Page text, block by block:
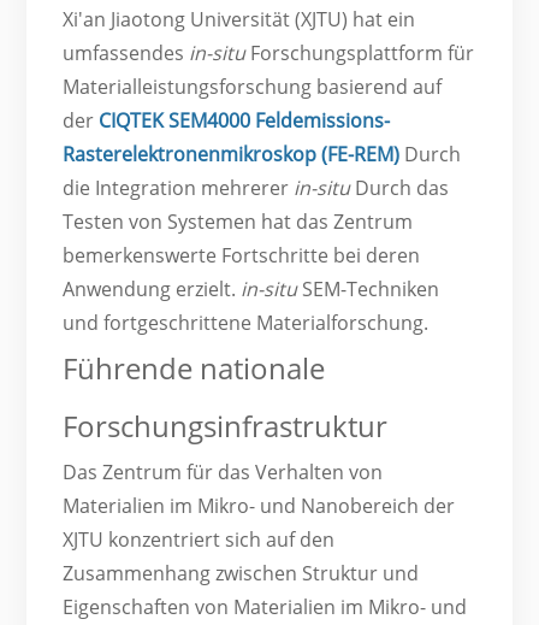
Xi'an Jiaotong Universität (XJTU) hat ein
umfassendes in-situForschungsplattform für
Materialleistungsforschung basierend auf
der CIQTEK SEM4000 Feldemissions-
Rasterelektronenmikroskop (FE-REM) Durch
die Integration mehrerer in-situDurch das
Testen von Systemen hat das Zentrum
bemerkenswerte Fortschritte bei deren
Anwendung erzielt. in-situSEM-Techniken
und fortgeschrittene Materialforschung.
Führende nationale
Forschungsinfrastruktur
Das Zentrum für das Verhalten von
Materialien im Mikro- und Nanobereich der
XJTU konzentriert sich auf den
Zusammenhang zwischen Struktur und
Eigenschaften von Materialien im Mikro- und